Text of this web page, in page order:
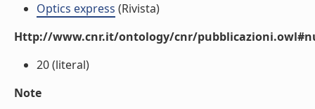
Optics express (Rivista)
Http://www.cnr.it/ontology/cnr/
20 (literal)
Note